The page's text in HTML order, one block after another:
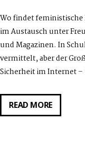
Wo findet
im Austausch unter
und Magazinen. In
vermittelt, aber der
Sicherheit im Internet
READ MORE
VON